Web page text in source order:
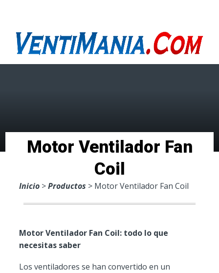
Motor Ventilador Fan
Coil
Inicio>Productos > Motor Ventilador Fan Coil
Motor Ventilador Fan Coil: todo lo que
necesitas saber
Los ventiladores se han convertido en un